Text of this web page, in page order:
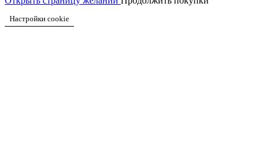
Настройки cookie